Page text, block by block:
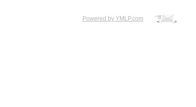
Powered by YMLP.com